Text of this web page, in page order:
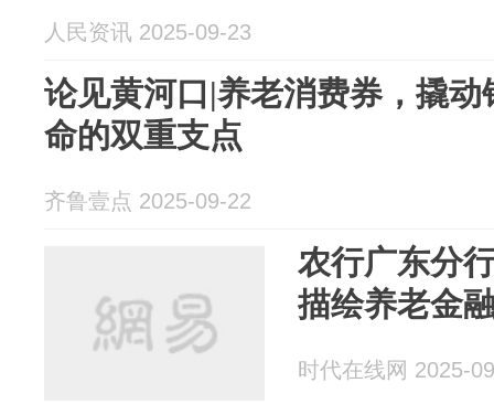
人民资讯 2025-09-23
论见黄河口|养老消费券，撬
命的双重支点
齐鲁壹点 2025-09-22
农行广东分
描绘养老金
时代在线网 2025-